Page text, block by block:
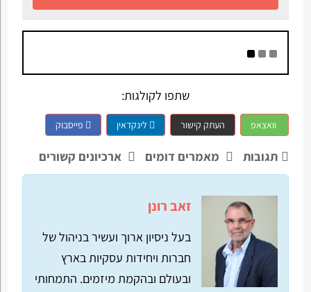
שתפו לקולגות:
וואצאפ העתק קישור לינקדאין פייסבוק
תגובות מאמרים דומים ארכיונים קשורים
זאב רונן
בעל ניסיון ארוך ועשיר בניהול של
חברות ויחידות עסקיות בארץ
ובעולם ובהקמת מיזמים. התמחותי